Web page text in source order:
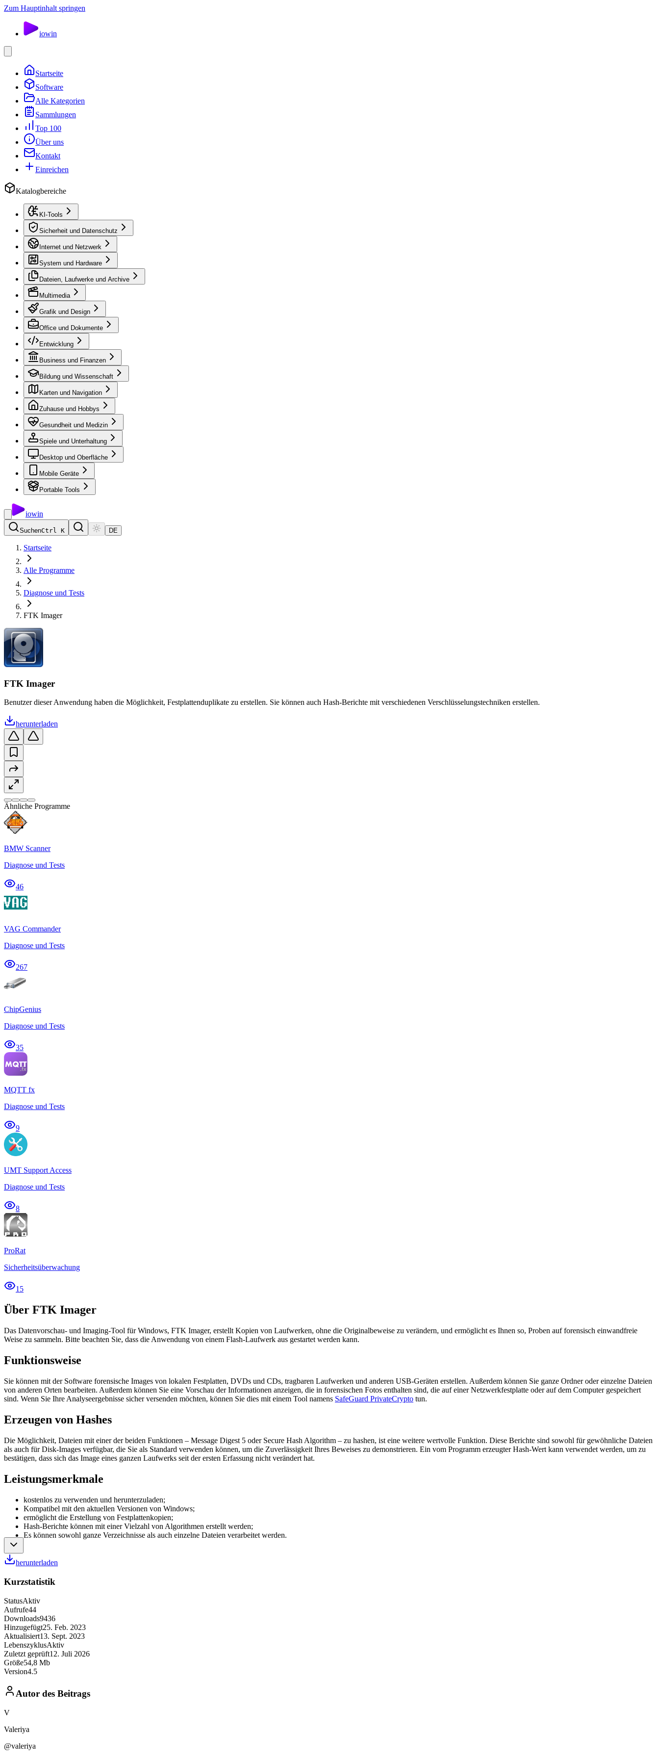
Zum Hauptinhalt springen
iowin
Startseite
Software
Alle Kategorien
Sammlungen
Top 100
Über uns
Kontakt
Einreichen
Katalogbereiche
KI-Tools
Sicherheit und Datenschutz
Internet und Netzwerk
System und Hardware
Dateien, Laufwerke und Archive
Multimedia
Grafik und Design
Office und Dokumente
Entwicklung
Business und Finanzen
Bildung und Wissenschaft
Karten und Navigation
Zuhause und Hobbys
Gesundheit und Medizin
Spiele und Unterhaltung
Desktop und Oberfläche
Mobile Geräte
Portable Tools
iowin
SuchenCtrl K DE
Startseite
Alle Programme
Diagnose und Tests
FTK Imager
FTK Imager
Benutzer dieser Anwendung haben die Möglichkeit, Festplattenduplikate zu erstellen. Sie können auch Hash-Berichte mit verschiedenen Verschlüsselungstechniken erstellen.
herunterladen
Ähnliche Programme
BMW Scanner
Diagnose und Tests
46
VAG Commander
Diagnose und Tests
267
ChipGenius
Diagnose und Tests
35
MQTT fx
Diagnose und Tests
9
UMT Support Access
Diagnose und Tests
8
ProRat
Sicherheitsüberwachung
15
Über FTK Imager
Das Datenvorschau- und Imaging-Tool für Windows, FTK Imager, erstellt Kopien von Laufwerken, ohne die Originalbeweise zu verändern, und ermöglicht es Ihnen so, Proben auf forensisch einwandfreie
Weise zu sammeln. Bitte beachten Sie, dass die Anwendung von einem Flash-Laufwerk aus gestartet werden kann.
Funktionsweise
Sie können mit der Software forensische Images von lokalen Festplatten, DVDs und CDs, tragbaren Laufwerken und anderen USB-Geräten erstellen. Außerdem können Sie ganze Ordner oder einzelne Dateien
von anderen Orten bearbeiten. Außerdem können Sie eine Vorschau der Informationen anzeigen, die in forensischen Fotos enthalten sind, die auf einer Netzwerkfestplatte oder auf dem Computer gespeichert
sind. Wenn Sie Ihre Analyseergebnisse sicher versenden möchten, können Sie dies mit einem Tool namens SafeGuard PrivateCrypto tun.
Erzeugen von Hashes
Die Möglichkeit, Dateien mit einer der beiden Funktionen – Message Digest 5 oder Secure Hash Algorithm – zu hashen, ist eine weitere wertvolle Funktion. Diese Berichte sind sowohl für gewöhnliche Dateien
als auch für Disk-Images verfügbar, die Sie als Standard verwenden können, um die Zuverlässigkeit Ihres Beweises zu demonstrieren. Ein vom Programm erzeugter Hash-Wert kann verwendet werden, um zu
bestätigen, dass sich das Image eines ganzen Laufwerks seit der ersten Erfassung nicht verändert hat.
Leistungsmerkmale
kostenlos zu verwenden und herunterzuladen;
Kompatibel mit den aktuellen Versionen von Windows;
ermöglicht die Erstellung von Festplattenkopien;
Hash-Berichte können mit einer Vielzahl von Algorithmen erstellt werden;
Es können sowohl ganze Verzeichnisse als auch einzelne Dateien verarbeitet werden.
herunterladen
Kurzstatistik
StatusAktiv
Aufrufe44
Downloads9436
Hinzugefügt25. Feb. 2023
Aktualisiert13. Sept. 2023
LebenszyklusAktiv
Zuletzt geprüft12. Juli 2026
Größe54,8 Mb
Version4.5
Autor des Beitrags
V
Valeriya
@valeriya